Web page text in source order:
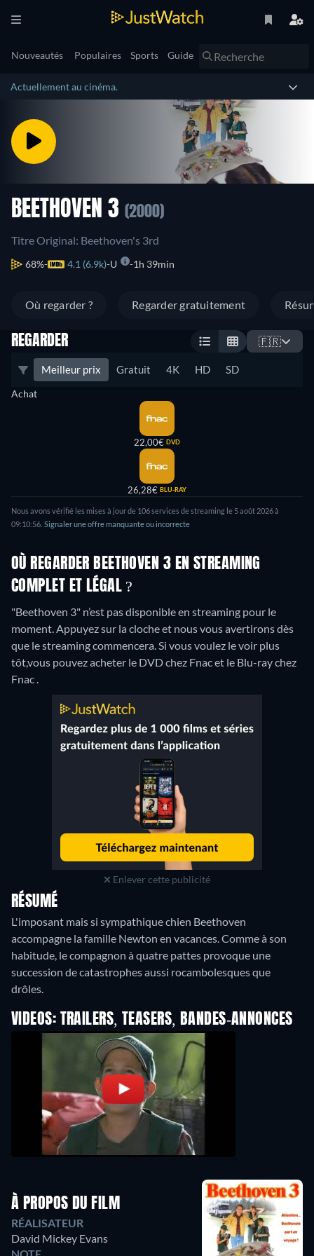
Nouveautés Populaires Sports Guide
Actuellement au cinéma.
BEETHOVEN 3 (2000)
Titre Original: Beethoven's 3rd
68% 4.1 (6.9k) U 1h 39min
Où regarder ? Regarder gratuitement
REGARDER 🇫🇷
Meilleur prix Gratuit 4K HD SD
Achat
22,00€ DVD
26,28€ BLU-RAY
Nous avons vérifié les mises à jour de 106 services de streaming le 5 août 2026 à
09:10:56. Signaler une offre manquante ou incorrecte
OÙ REGARDER BEETHOVEN 3 EN STREAMING
COMPLET ET LÉGAL ?
"Beethoven 3" n’est pas disponible en streaming pour le
moment. Appuyez sur la cloche et nous vous avertirons dès
que le streaming commencera. Si vous voulez le voir plus
tôt,vous pouvez acheter le DVD chez Fnac et le Blu-ray chez
Fnac .
Enlever cette publicité
RÉSUMÉ
L'imposant mais si sympathique chien Beethoven
accompagne la famille Newton en vacances. Comme à son
habitude, le compagnon à quatre pattes provoque une
succession de catastrophes aussi rocambolesques que
drôles.
VIDEOS: TRAILERS, TEASERS, BANDES-ANNONCES
À PROPOS DU FILM
RÉALISATEUR
David Mickey Evans